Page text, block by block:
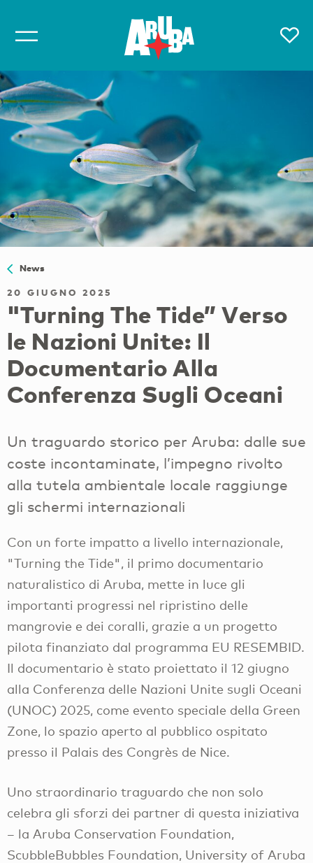
News
20 GIUGNO 2025
"Turning The Tide” Verso
le Nazioni Unite: Il
Documentario Alla
Conferenza Sugli Oceani
Un traguardo storico per Aruba: dalle sue
coste incontaminate, l’impegno rivolto
alla tutela ambientale locale raggiunge
gli schermi internazionali
Con un forte impatto a livello internazionale,
"Turning the Tide", il primo documentario
naturalistico di Aruba, mette in luce gli
importanti progressi nel ripristino delle
mangrovie e dei coralli, grazie a un progetto
pilota finanziato dal programma EU RESEMBID.
Il documentario è stato proiettato il 12 giugno
alla Conferenza delle Nazioni Unite sugli Oceani
(UNOC) 2025, come evento speciale della Green
Zone, lo spazio aperto al pubblico ospitato
presso il Palais des Congrès de Nice.
Uno straordinario traguardo che non solo
celebra gli sforzi dei partner di questa iniziativa
– la Aruba Conservation Foundation,
ScubbleBubbles Foundation, University of Aruba